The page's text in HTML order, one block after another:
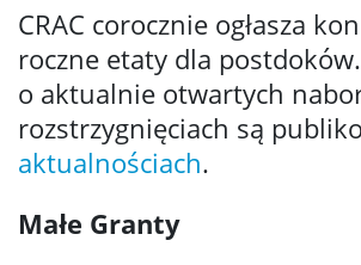
CRAC corocznie ogłasza
roczne etaty dla
o aktualnie otwartych
rozstrzygnięciach są
aktualnościach.
Małe Granty